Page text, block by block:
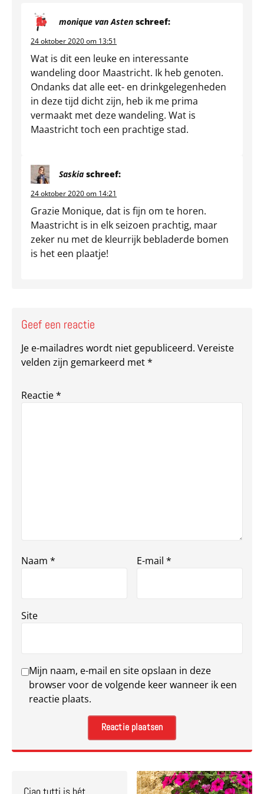
monique van Asten schreef:
24 oktober 2020 om 13:51
Wat is dit een leuke en interessante
wandeling door Maastricht. Ik heb genoten.
Ondanks dat alle eet- en drinkgelegenheden
in deze tijd dicht zijn, heb ik me prima
vermaakt met deze wandeling. Wat is
Maastricht toch een prachtige stad.
Saskia schreef:
24 oktober 2020 om 14:21
Grazie Monique, dat is fijn om te horen.
Maastricht is in elk seizoen prachtig, maar
zeker nu met de kleurrijk bebladerde bomen
is het een plaatje!
Geef een reactie
Je e-mailadres wordt niet gepubliceerd. Vereiste
velden zijn gemarkeerd met*
Reactie*
Naam * E-mail *
Site
Mijn naam, e-mail en site opslaan in deze
browser voor de volgende keer wanneer ik een
reactie plaats.
Ciao tutti is hét